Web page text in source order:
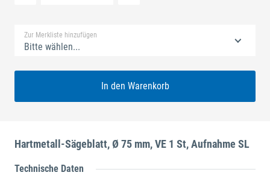
Zur Merkliste hinzufügen
Bitte wählen...
In den Warenkorb
Hartmetall-Sägeblatt, Ø 75 mm, VE 1 St, Aufnahme SL
Technische Daten